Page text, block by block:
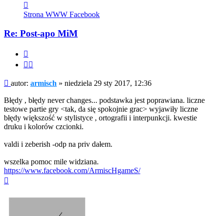
się
z
armisch
Strona WWW Facebook
Re: Post-apo MiM
Post
autor: armisch » niedziela 29 sty 2017, 12:36
Błędy , błędy never changes... podstawka jest poprawiana. liczne
testowe partie gry <tak, da się spokojnie grac> wyjawiły liczne
błędy większość w stylistyce , ortografii i interpunkcji. kwestie
druku i kolorów czcionki.
valdi i zeberish -odp na priv dałem.
wszelka pomoc mile widziana.
https://www.facebook.com/ArmiscHgameS/